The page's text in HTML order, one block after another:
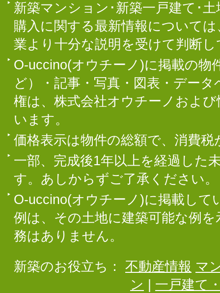
新築マンション･新築一戸建て･
購入に関する最新情報について
業より十分な説明を受けて判断
O-uccino(オウチーノ)に掲載の物
ど）・記事・写真・図表・デー
権は、株式会社オウチーノおよ
います。
価格表示は物件の総額で、消費
一部、完成後1年以上を経過した
す。あしからずご了承ください。
O-uccino(オウチーノ)に掲載して
例は、その土地に建築可能な例
務はありません。
新築のお役立ち： 不動産情報 マ
ン
一戸建て